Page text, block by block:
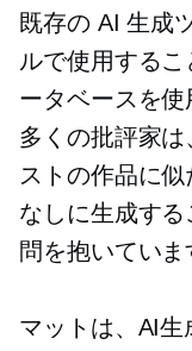
既存の AI 生成
ルで使用する
ータベースを使
多くの批評家
ストの作品に
なしに生成す
問を抱いていま
マットは、AI